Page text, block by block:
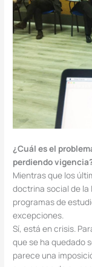
¿Cuál es el
perdiendo
Mientras que los
doctrina social de la
programas de
excepciones.
Sí, está en crisis.
que se ha quedado
parece una